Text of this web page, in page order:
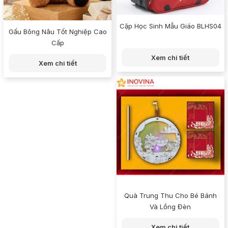
Gấu Bông Nâu Tốt Nghiệp Cao
Cấp
Xem chi tiết
Cặp Học Sinh Mẫu Giáo BLHS04
Xem chi tiết
Quà Trung Thu Cho Bé Bánh
Và Lồng Đèn